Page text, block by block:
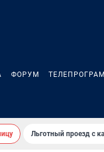
ФОРУМ
Льготный проезд с